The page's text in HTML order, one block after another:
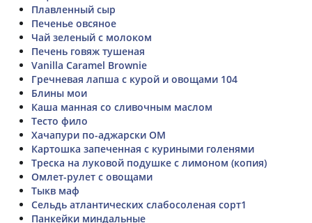
Плавленный сыр
Печенье овсяное
Чай зеленый с молоком
Печень говяж тушеная
Vanilla Caramel Brownie
Гречневая лапша с курой и овощами 104
Блины мои
Каша манная со сливочным маслом
Тесто фило
Хачапури по-аджарски ОМ
Картошка запеченная с куриными голенями
Треска на луковой подушке с лимоном (копия)
Омлет-рулет с овощами
Тыкв маф
Сельдь атлантических слабосоленая сорт1
Панкейки миндальные